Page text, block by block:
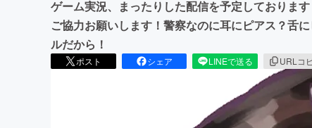
ゲーム実況、まったりした配信を予定しておりま
ご協力お願いします！警察なのに耳にピアス？舌
ルだから！
ポスト シェア LINEで送る URLコ